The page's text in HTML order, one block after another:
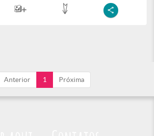
Anterior 1 Próxima